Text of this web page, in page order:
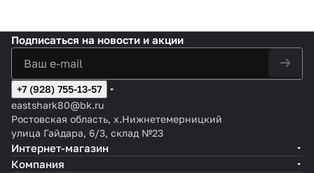
Подписаться на новости и акции
+7 (928) 755-13-57
eastshark80@bk.ru
Ростовская область, х.Нижнетемерницкий
улица Гайдара, 6/3, склад №23
Интернет-магазин
Компания